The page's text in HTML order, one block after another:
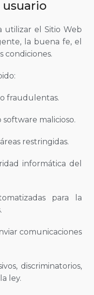
usuario
utilizar el Sitio Web
la buena fe, el
condiciones.
fraudulentas.
malicioso.
restringidas.
informática del
para la
comunicaciones
discriminatorios,
ley.